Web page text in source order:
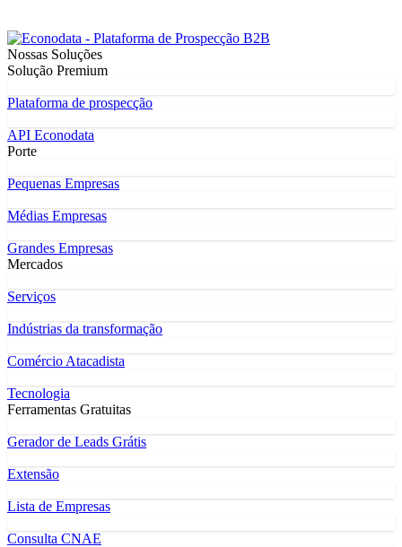
Nossas Soluções
Solução Premium
Plataforma de prospecção
API Econodata
Porte
Pequenas Empresas
Médias Empresas
Grandes Empresas
Mercados
Serviços
Indústrias da transformação
Comércio Atacadista
Tecnologia
Ferramentas Gratuitas
Gerador de Leads Grátis
Extensão
Lista de Empresas
Consulta CNAE